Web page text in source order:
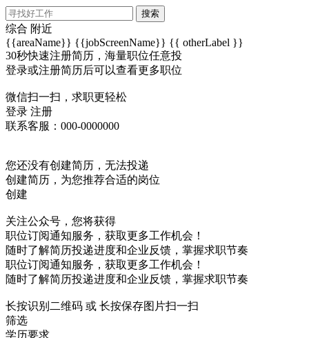
搜索
综合 附近
{{areaName}} {{jobScreenName}} {{ otherLabel }}
30秒快速注册简历，海量职位任意投
登录或注册简历后可以查看更多职位
微信扫一扫，求职更轻松
登录 注册
联系客服：000-0000000
您还没有创建简历，无法投递
创建简历，为您推荐合适的岗位
创建
关注公众号，您将获得
职位订阅通知服务，获取更多工作机会！
随时了解简历投递进度和企业反馈，掌握求职节奏
职位订阅通知服务，获取更多工作机会！
随时了解简历投递进度和企业反馈，掌握求职节奏
长按识别二维码 或 长按保存图片扫一扫
筛选
学历要求